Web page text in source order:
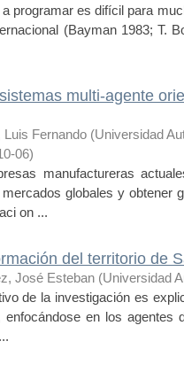
programar es difícil para
(Bayman 1983; T.
multi-agente
Fernando (Universidad
06)
manufactureras
globales y obtener
on ...
del territorio de
José Esteban (Universidad
de la investigación es
enfocándose en los